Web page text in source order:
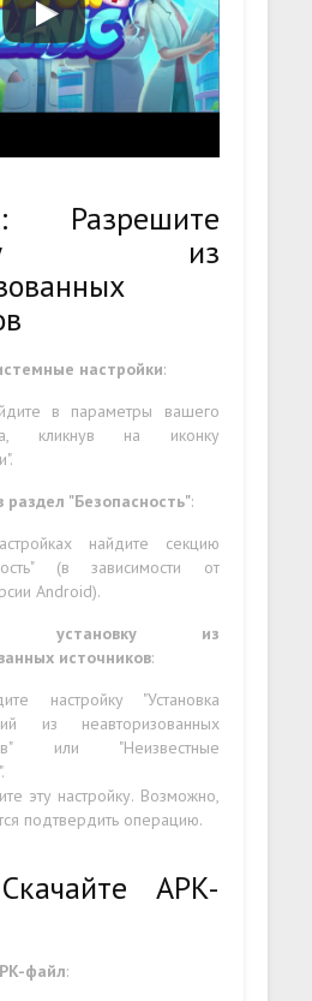
из
настройки:
в параметры вашего
кликнув на иконку
раздел "Безопасность":
найдите секцию
(в зависимости от
Android).
установку из
источников:
настройку "Установка
из неавторизованных
или "Неизвестные
эту настройку. Возможно,
подтвердить операцию.
APK-
файл: